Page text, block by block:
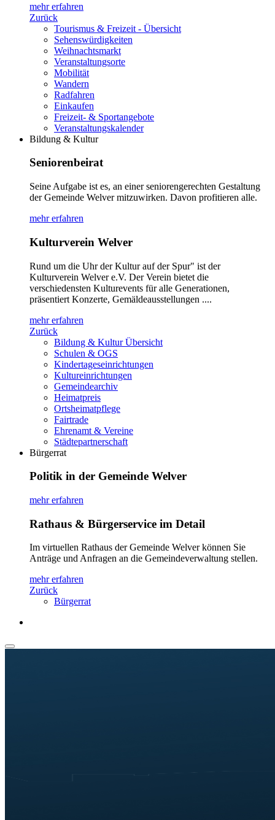
mehr erfahren
Zurück
Tourismus & Freizeit - Übersicht
Sehenswürdigkeiten
Weihnachtsmarkt
Veranstaltungsorte
Mobilität
Wandern
Radfahren
Einkaufen
Freizeit- & Sportangebote
Veranstaltungskalender
Bildung & Kultur
Seniorenbeirat
Seine Aufgabe ist es, an einer seniorengerechten Gestaltung
der Gemeinde Welver mitzuwirken. Davon profitieren alle.
mehr erfahren
Kulturverein Welver
Rund um die Uhr der Kultur auf der Spur" ist der
Kulturverein Welver e.V. Der Verein bietet die
verschiedensten Kulturevents für alle Generationen,
präsentiert Konzerte, Gemäldeausstellungen ....
mehr erfahren
Zurück
Bildung & Kultur Übersicht
Schulen & OGS
Kindertageseinrichtungen
Kultureinrichtungen
Gemeindearchiv
Heimatpreis
Ortsheimatpflege
Fairtrade
Ehrenamt & Vereine
Städtepartnerschaft
Bürgerrat
Politik in der Gemeinde Welver
mehr erfahren
Rathaus & Bürgerservice im Detail
Im virtuellen Rathaus der Gemeinde Welver können Sie
Anträge und Anfragen an die Gemeindeverwaltung stellen.
mehr erfahren
Zurück
Bürgerrat